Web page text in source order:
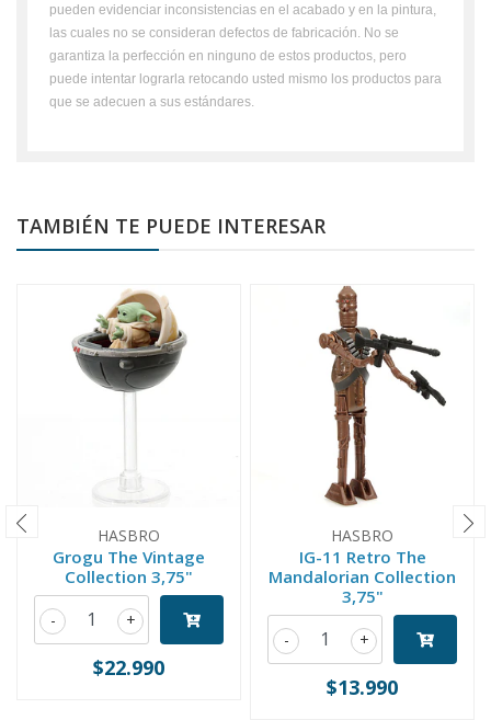
pueden evidenciar inconsistencias en el acabado y en la pintura,
las cuales no se consideran defectos de fabricación. No se
garantiza la perfección en ninguno de estos productos, pero
puede intentar lograrla retocando usted mismo los productos para
que se adecuen a sus estándares.
TAMBIÉN TE PUEDE INTERESAR
HASBRO
Grogu The Vintage
Collection 3,75"
+
-
$22.990
HASBRO
IG-11 Retro The
Mandalorian Collection
3,75"
+
-
$13.990